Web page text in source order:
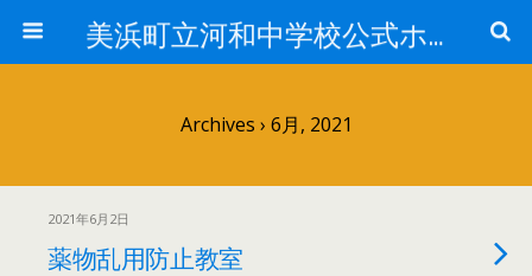
美浜町立河和中学校公式ホームページ
Archives › 6月, 2021
2021年6月2日
薬物乱用防止教室